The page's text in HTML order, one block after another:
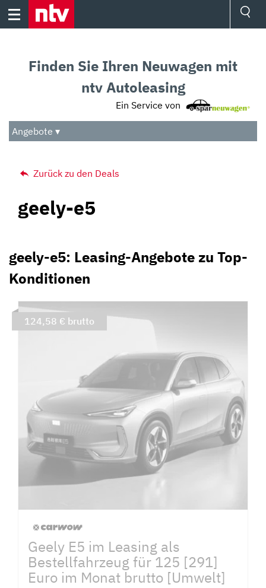
Skip
Audio
Das Beste
Finden Sie Ihren Neuwagen mit
ntv Autoleasing
Ein Service von
Angebote ▾
Zurück zu den Deals
geely-e5
geely-e5: Leasing-Angebote zu Top-
Konditionen
Geely E5 im Leasing als
Bestellfahrzeug für 125 [291]
Euro im Monat brutto [Umwelt]
124,58 € brutto